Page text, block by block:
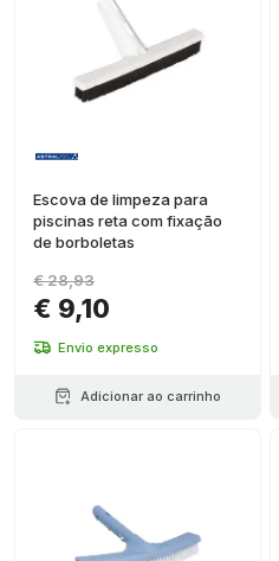
Escova de limpeza para
piscinas reta com fixação
de borboletas
€ 9,10
€ 28,93
Envio expresso
Adicionar ao carrinho